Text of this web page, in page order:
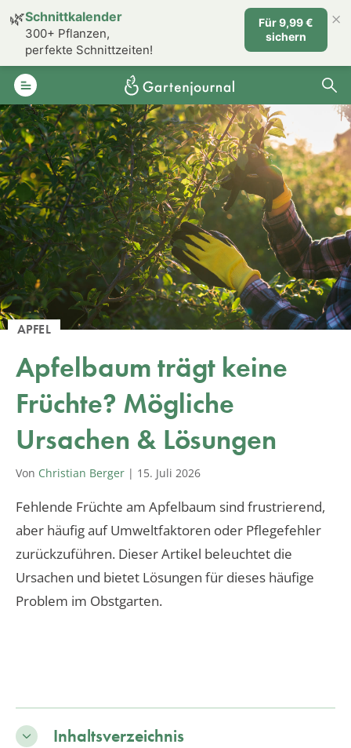
APFEL
Apfelbaum trägt keine
Früchte? Mögliche
Ursachen & Lösungen
Von Christian Berger | 15. Juli 2026
Fehlende Früchte am Apfelbaum sind frustrierend,
aber häufig auf Umweltfaktoren oder Pflegefehler
zurückzuführen. Dieser Artikel beleuchtet die
Ursachen und bietet Lösungen für dieses häufige
Problem im Obstgarten.
Inhaltsverzeichnis
🌿Schnittkalender
300+ Pflanzen,
perfekte Schnittzeiten!
Für 9,99 €
sichern
×